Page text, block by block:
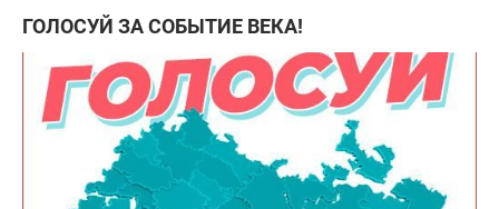
ГОЛОСУЙ ЗА СОБЫТИЕ ВЕКА!